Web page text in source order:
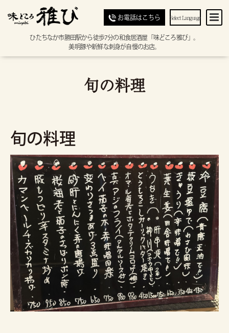
お電話はこちら Select Language
ひたちなか市勝田駅から徒歩7分の和食居酒屋「味どころ雅び」。
美明豚や新鮮な刺身が自慢のお店。
旬の料理
旬の料理